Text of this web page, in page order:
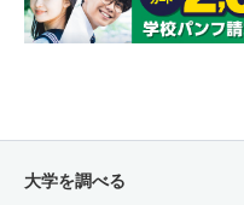
大学を調べる